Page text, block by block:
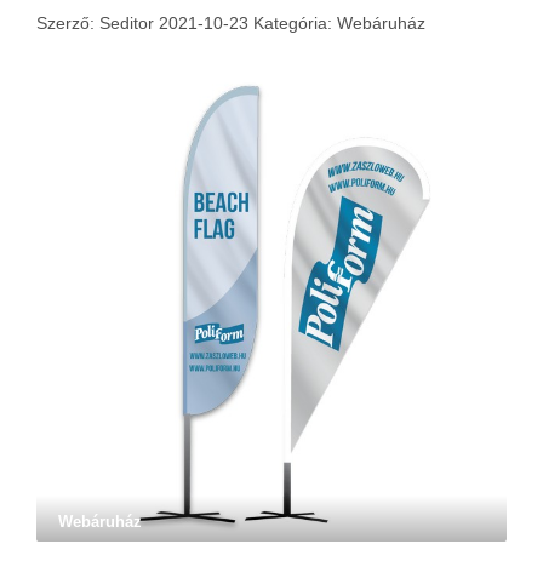
Szerző: Seditor 2021-10-23 Kategória: Webáruház
Webáruház